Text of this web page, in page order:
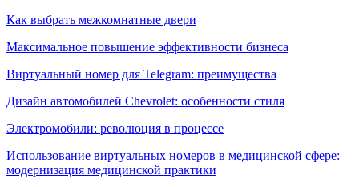
Как выбрать межкомнатные двери
Максимальное повышение эффективности бизнеса
Виртуальный номер для Telegram: преимущества
Дизайн автомобилей Chevrolet: особенности стиля
Электромобили: революция в процессе
Использование виртуальных номеров в медицинской сфере:
модернизация медицинской практики